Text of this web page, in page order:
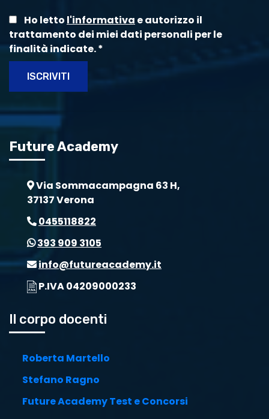
Ho letto l'informativa e autorizzo il
trattamento dei miei dati personali per le
finalità indicate.*
ISCRIVITI
Future Academy
Via Sommacampagna 63 H,
37137 Verona
0455118822
393 909 3105
info@futureacademy.it
P.IVA 04209000233
Il corpo docenti
Roberta Martello
Stefano Ragno
Future Academy Test e Concorsi